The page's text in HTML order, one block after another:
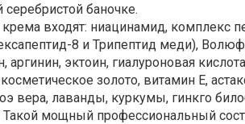
серебристой баночке.
крема входят: ниацинамид,
8 и Трипептид меди),
аргинин, эктоин, гиалуроновая
золото, витамин Е,
вера, лаванды, куркумы, гинкго
Такой мощный профессиональный